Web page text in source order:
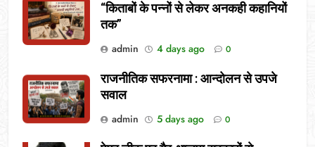
“किताबों के पन्नों से लेकर अनकही कहानियों
तक”
admin
4 days ago 0
राजनीतिक सफरनामा : आन्दोलन से उपजे
सवाल
admin
5 days ago 0